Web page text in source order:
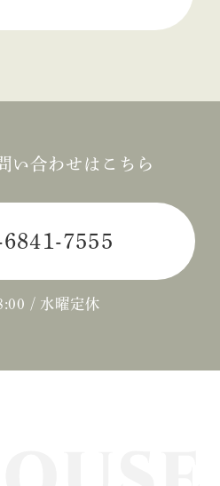
い合わせはこちら
7555
/ 水曜定休